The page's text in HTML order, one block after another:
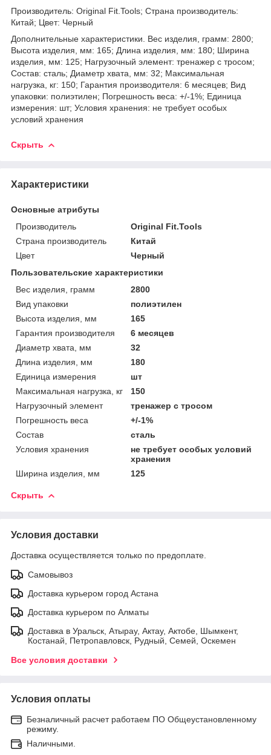
Производитель: Original Fit.Tools; Страна производитель:
Китай; Цвет: Черный
Дополнительные характеристики. Вес изделия, грамм: 2800;
Высота изделия, мм: 165; Длина изделия, мм: 180; Ширина
изделия, мм: 125; Нагрузочный элемент: тренажер с тросом;
Состав: сталь; Диаметр хвата, мм: 32; Максимальная
нагрузка, кг: 150; Гарантия производителя: 6 месяцев; Вид
упаковки: полиэтилен; Погрешность веса: +/-1%; Единица
измерения: шт; Условия хранения: не требует особых
условий хранения
Скрыть
Характеристики
Основные атрибуты
Производитель
Original Fit.Tools
Страна производитель
Китай
Цвет
Черный
Пользовательские характеристики
Вес изделия, грамм
2800
Вид упаковки
полиэтилен
Высота изделия, мм
165
Гарантия производителя
6 месяцев
Диаметр хвата, мм
32
Длина изделия, мм
180
Единица измерения
шт
Максимальная нагрузка, кг
150
Нагрузочный элемент
тренажер с тросом
Погрешность веса
+/-1%
Состав
сталь
Условия хранения
не требует особых условий
хранения
Ширина изделия, мм
125
Скрыть
Условия доставки
Доставка осуществляется только по предоплате.
Самовывоз
Доставка курьером город Астана
Доставка курьером по Алматы
Доставка в Уральск, Атырау, Актау, Актобе, Шымкент,
Костанай, Петропавловск, Рудный, Семей, Оскемен
Все условия доставки
Условия оплаты
Безналичный расчет работаем ПО Общеустановленному
режиму.
Наличными.